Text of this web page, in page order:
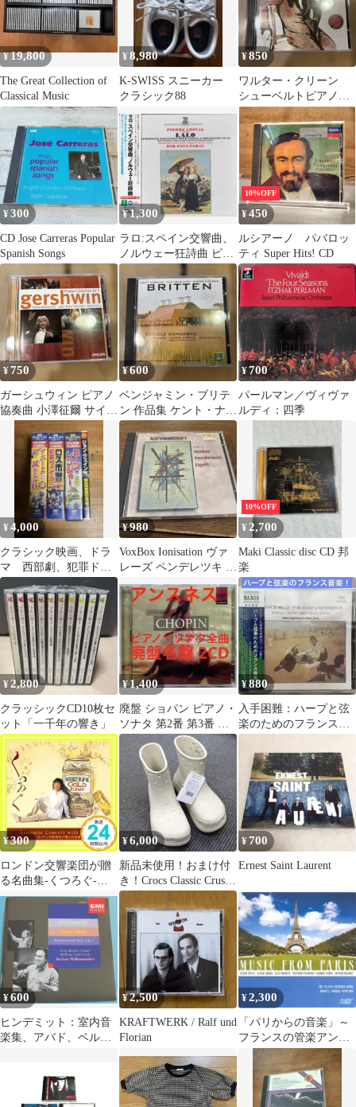
¥19,800
The Great Collection of
Classical Music
¥8,980
K-SWISS スニーカー
クラシック88
¥850
ワルター・クリーン
シューベルトピアノソ
ナタ集Vol.1 輸入盤
¥300
CD Jose Carreras Popular
Spanish Songs
¥1,300
ラロ:スペイン交響曲、
ノルウェー狂詩曲 ピエ
ール・アモイヤル
10%OFF
¥450
ルシアーノ パバロッ
ティ Super Hits! CD
¥750
ガーシュウィン ピアノ
協奏曲 小澤征爾 サイト
ウ・キネン・オーケス
トラ
¥600
ベンジャミン・ブリテ
ン 作品集 ケント・ナガ
ノ指揮
¥700
パールマン／ヴィヴァ
ルディ：四季
¥4,000
クラシック映画、ドラ
マ 西部劇、犯罪ドラ
マ
¥980
VoxBox Ionisation ヴァ
レーズ ペンデレツキ リ
ゲティ 2CD
10%OFF
¥ 2,700
Maki Classic disc CD 邦
楽
¥2,800
クラッシックCD10枚セ
ット「一千年の響き」
¥1,400
廃盤 ショパン ピアノ・
ソナタ 第2番 第3番 第1
番 アンスネス 練習曲
葬送
¥880
入手困難：ハープと弦
楽のためのフランス音
楽
¥300
ロンドン交響楽団が贈
る名曲集-くつろぐ-
Aromatic Concert with
NESCAFE_02
¥6,000
新品未使用！おまけ付
き！Crocs Classic Crush
Boot
¥700
Ernest Saint Laurent
¥600
ヒンデミット：室内音
楽集、アバド、ベルリ
¥2,500
KRAFTWERK / Ralf und
Florian
¥2,300
「パリからの音楽」～
フランスの管楽アンサ
ンブル作品集